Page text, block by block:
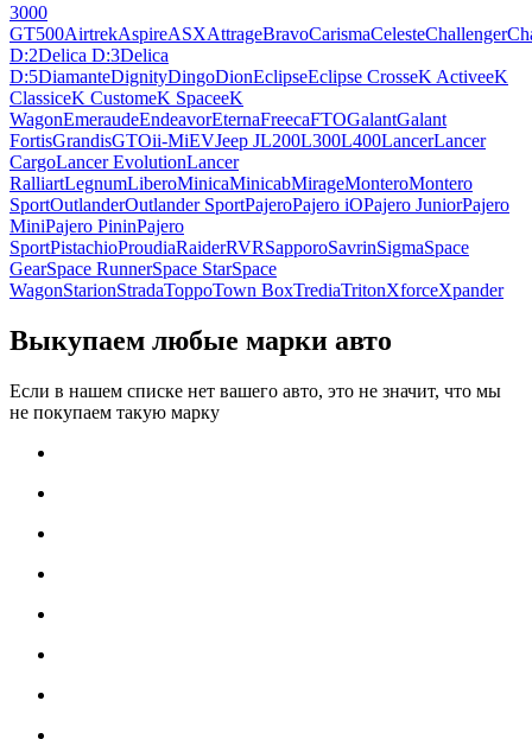
3000
GT500AirtrekAspireASXAttrageBravoCarismaCelesteChallenger
D:2Delica D:3Delica
D:5DiamanteDignityDingoDionEclipseEclipse CrosseK ActiveeK
ClassiceK CustomeK SpaceeK
WagonEmeraudeEndeavorEternaFreecaFTOGalantGalant
FortisGrandisGTOii-MiEVJeep JL200L300L400LancerLancer
CargoLancer EvolutionLancer
RalliartLegnumLiberoMinicaMinicabMirageMonteroMontero
SportOutlanderOutlander SportPajeroPajero iOPajero JuniorPajero
MiniPajero PininPajero
SportPistachioProudiaRaiderRVRSapporoSavrinSigmaSpace
GearSpace RunnerSpace StarSpace
WagonStarionStradaToppoTown BoxTrediaTritonXforceXpander
Выкупаем любые марки авто
Если в нашем списке нет вашего авто, это не значит, что мы
не покупаем такую марку